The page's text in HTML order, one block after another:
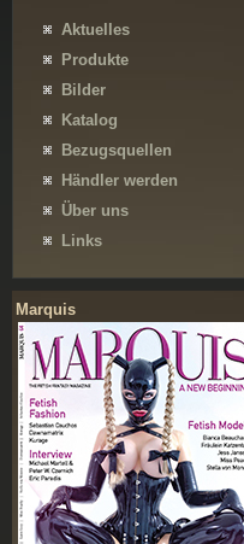
Aktuelles
Produkte
Bilder
Katalog
Bezugsquellen
Händler werden
Über uns
Links
Marquis